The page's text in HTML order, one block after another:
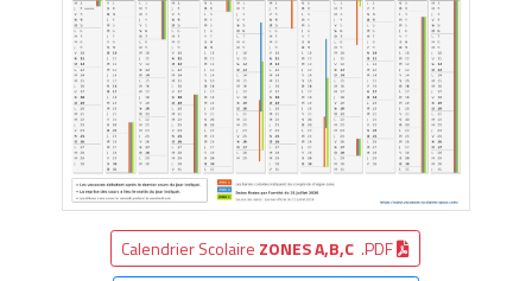
Calendrier Scolaire ZONES A,B,C .PDF